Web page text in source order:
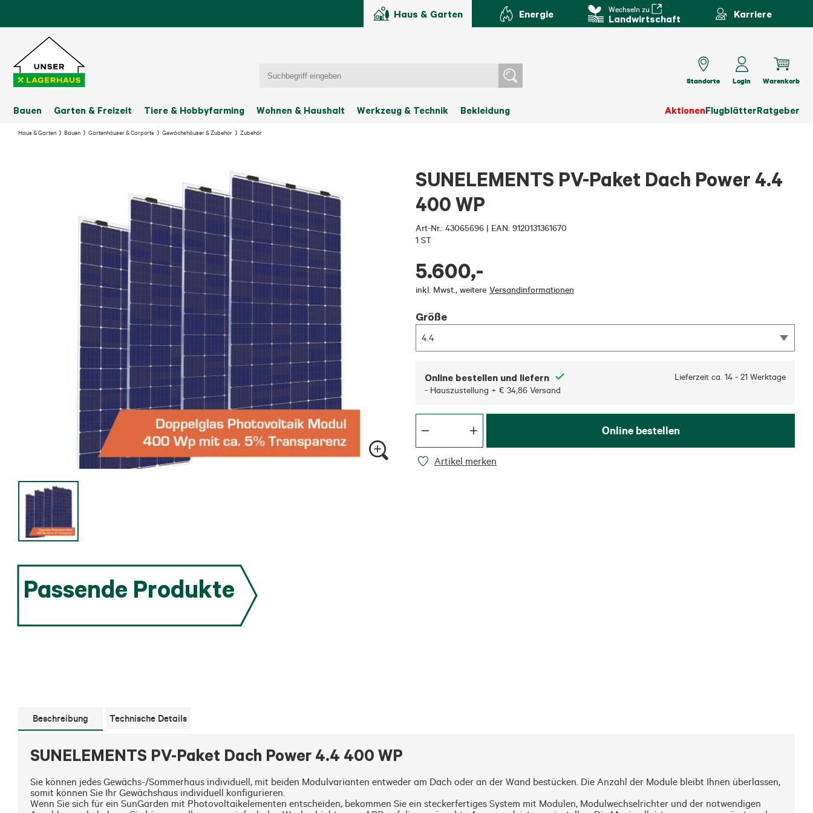
Haus & Garten Energie Wechseln zu
Landwirtschaft Karriere
Bauen Garten & Freizeit Tiere & Hobbyfarming Wohnen & Haushalt Werkzeug & Technik Bekleidung AktionenFlugblätterRatgeber
Standorte Login Warenkorb
Haus & Garten Bauen Gartenhäuser & Carports Gewächshäuser & Zubehör Zubehör
SUNELEMENTS PV-Paket Dach Power 4.4
400 WP
Art-Nr.: 43065696 | EAN: 9120131361670
1 ST
5.600,-
inkl. Mwst., weitere Versandinformationen
Größe
4.4
Online bestellen und liefern Lieferzeit ca. 14 - 21 Werktage
- Hauszustellung + € 34,86 Versand
Online bestellen
Artikel merken
Passende Produkte
Beschreibung Technische Details
SUNELEMENTS PV-Paket Dach Power 4.4 400 WP
Sie können jedes Gewächs-/Sommerhaus individuell, mit beiden Modulvarianten entweder am Dach oder an der Wand bestücken. Die Anzahl der Module bleibt Ihnen überlassen,
somit können Sie Ihr Gewächshaus individuell konfigurieren.
Wenn Sie sich für ein SunGarden mit Photovoltaikelementen entscheiden, bekommen Sie ein steckerfertiges System mit Modulen, Modulwechselrichter und der notwendigen